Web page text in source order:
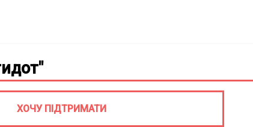
ХОЧУ ПІДТРИМАТИ